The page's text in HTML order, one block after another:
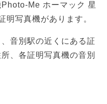
Me ホーマック 星
写真機があります。
音別駅の近くにある証
、各証明写真機の音別